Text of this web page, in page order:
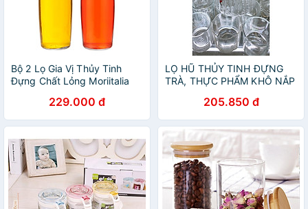
Bộ 2 Lọ Gia Vị Thủy Tinh
Đựng Chất Lỏng Moriitalia
229.000 đ
LỌ HŨ THỦY TINH ĐỰNG
TRÀ, THỰC PHẨM KHÔ NẮP
205.850 đ